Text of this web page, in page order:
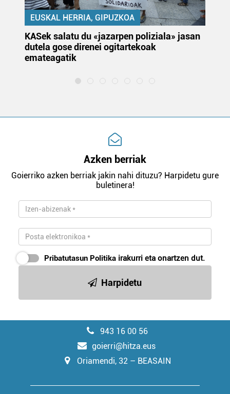
EUSKAL HERRIA, GIPUZKOA
KASek salatu du «jazarpen poliziala» jasan
dutela gose direnei ogitartekoak
emateagatik
Azken berriak
Goierriko azken berriak jakin nahi dituzu? Harpidetu gure
buletinera!
Pribatutasun Politika irakurri eta onartzen dut.
Harpidetu
943 16 00 56
goierri@hitza.eus
Oriamendi, 32 – BEASAIN